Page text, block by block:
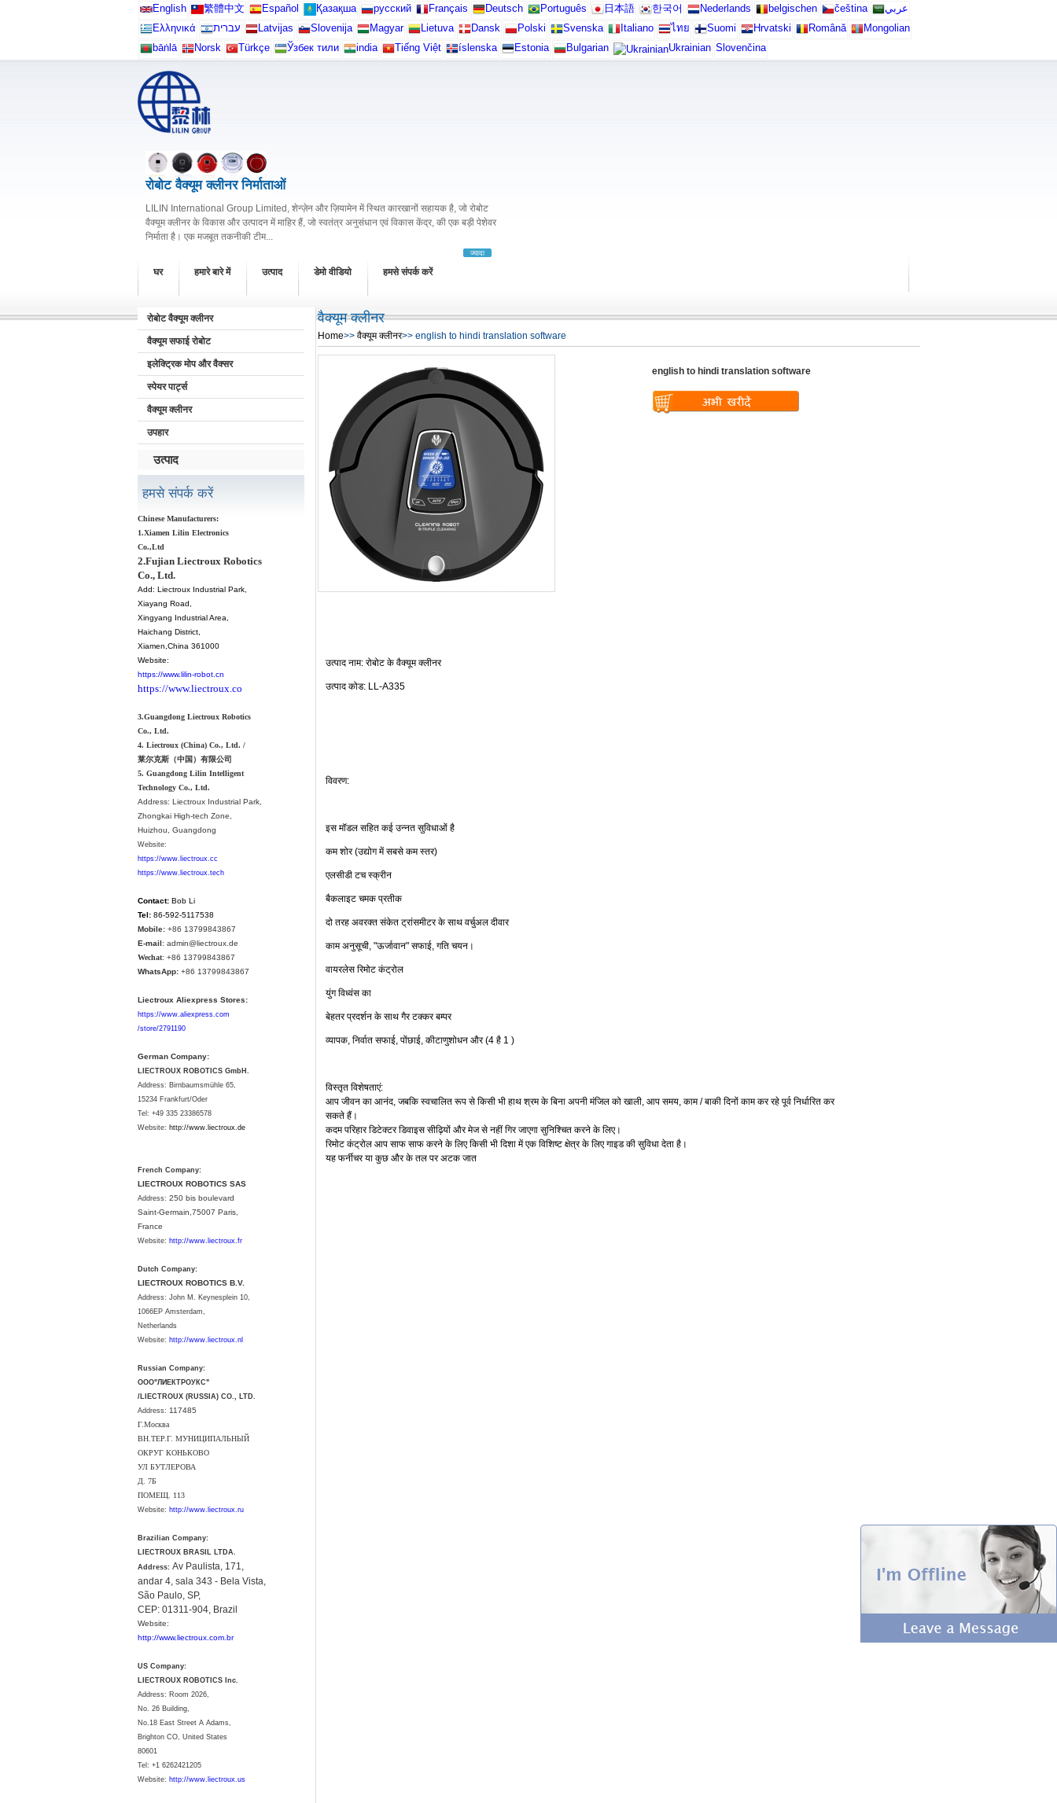
English 繁體中文 Español Қазақша русский Français Deutsch Português 日本語 한국어 Nederlands belgischen čeština
عربي
Ελληνικά
עברית Latvijas Slovenija Magyar Lietuva Dansk Polski Svenska Italiano ไทย Suomi Hrvatski Română
Mongolian
bāṅlā
Norsk Türkçe Ўзбек тили india Tiếng Việt íslenska Estonia Bulgarian Ukrainian Slovenčina
रोबोट वैक्यूम क्लीनर निर्माताओं
LILIN International Group Limited, शेन्ज़ेन और ज़ियामेन में स्थित कारखानों सहायक है, जो रोबोट
वैक्यूम क्लीनर के विकास और उत्पादन में माहिर हैं, जो स्वतंत्र अनुसंधान एवं विकास केंद्र, की एक बड़ी पेशेवर
निर्माता है। एक मजबूत तकनीकी टीम...
ज्यादा
घर हमारे बारे में उत्पाद डेमो वीडियो हमसे संपर्क करें
रोबोट वैक्यूम क्लीनर
वैक्यूम सफाई रोबोट
इलेक्ट्रिक मोप और वैक्सर
स्पेयर पार्ट्स
वैक्यूम क्लीनर
उपहार
उत्पाद
हमसे संपर्क करें
Chinese Manufacturers:
1.Xiamen Lilin Electronics
Co.,Ltd
2.Fujian Liectroux Robotics
Co., Ltd.
Add: Liectroux Industrial Park,
Xiayang Road,
Xingyang Industrial Area,
Haichang District,
Xiamen ,China 361000
Website:
https://www.lilin-robot.cn
https://www.liectroux.co
3.Guangdong Liectroux Robotics
Co., Ltd.
4. Liectroux (China) Co., Ltd. /
莱尔克斯（中国）有限公司
5. Guangdong Lilin Intelligent
Technology Co., Ltd.
Address: Liectroux Industrial Park,
Zhongkai High-tech Zone,
Huizhou, Guangdong
Website:
https://www.liectroux.cc
https://www.liectroux.tech
Contact:Bob Li
Tel:86-592-5117538
Mobile:+86 13799843867
E-mail: admin@liectroux.de
Wechat: +86 13799843867
WhatsApp:+86 13799843867
Liectroux Aliexpress Stores:
https://www.aliexpress.com
/store/2791190
German Company:
LIECTROUX ROBOTICS GmbH.
Address: Birnbaumsmühle 65,
15234 Frankfurt/Oder
Tel: +49 335 23386578
Website: http://www.liectroux.de
French Company:
LIECTROUX ROBOTICS SAS
Address: 250 bis boulevard
Saint-Germain,75007 Paris,
France
Website: http://www.liectroux.fr
Dutch Company:
LIECTROUX ROBOTICS B.V.
Address: John M. Keynesplein 10,
1066EP Amsterdam,
Netherlands
Website: http://www.liectroux.nl
Russian Company:
ООО"ЛИЕКТРОУКС"
/LIECTROUX (RUSSIA) CO., LTD.
Address: 117485
Г.Москва
ВН.ТЕР.Г. МУНИЦИПАЛЬНЫЙ
ОКРУГ КОНЬКОВО
УЛ БУТЛЕРОВА
Д. 7Б
ПОМЕЩ. 113
Website: http://www.liectroux.ru
Brazilian Company:
LIECTROUX BRASIL LTDA.
Address: Av Paulista, 171,
andar 4, sala 343 - Bela Vista,
São Paulo, SP,
CEP: 01311-904, Brazil
Website:
http://www.liectroux.com.br
US Company:
LIECTROUX ROBOTICS Inc.
Address: Room 2026,
No. 26 Building,
No.18 East Street A Adams,
Brighton CO, United States
80601
Tel: +1 6262421205
Website: http://www.liectroux.us
वैक्यूम क्लीनर
Home>> वैक्यूम क्लीनर>> english to hindi translation software
english to hindi translation software
उत्पाद नाम: रोबोट के वैक्यूम क्लीनर
उत्पाद कोड:LL-A335
विवरण:
इस मॉडल सहित कई उन्नत सुविधाओं है
कम शोर(उद्योग में सबसे कम स्तर)
एलसीडी टच स्क्रीन
बैकलाइट चमक प्रतीक
दो तरह अवरक्त संकेत ट्रांसमीटर के साथ वर्चुअल दीवार
काम अनुसूची, "ऊर्जावान" सफाई, गति चयन।
वायरलेस रिमोट कंट्रोल
युंग विध्वंस का
बेहतर प्रदर्शन के साथ गैर टक्कर बम्पर
व्यापक, निर्वात सफाई, पोंछाई, कीटाणुशोधन और(4 है1 )
विस्तृत विशेषताएं:
आप जीवन का आनंद, जबकि स्वचालित रूप से किसी भी हाथ श्रम के बिना अपनी मंजिल को खाली, आप समय, काम/बाकी दिनों काम कर रहे पूर्व निर्धारित कर
सकते हैं।
कदम परिहार डिटेक्टर डिवाइस सीढ़ियों और मेज से नहीं गिर जाएगा सुनिश्चित करने के लिए।
रिमोट कंट्रोल आप साफ साफ करने के लिए किसी भी दिशा में एक विशिष्ट क्षेत्र के लिए गाइड की सुविधा देता है।
यह फर्नीचर या कुछ और के तल पर अटक जात